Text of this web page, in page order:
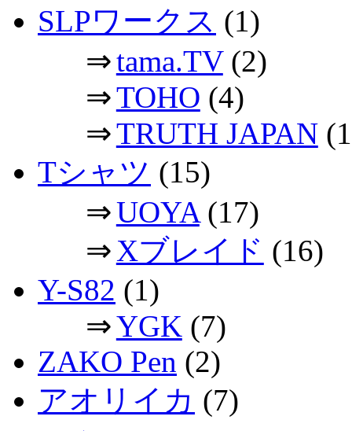
SLPワークス (1)
⇒tama.TV(2)
⇒TOHO (4)
⇒TRUTH JAPAN
Tシャツ (15)
⇒UOYA(17)
⇒Xブレイド (16)
Y-S82 (1)
⇒YGK (7)
ZAKO Pen (2)
アオリイカ (7)